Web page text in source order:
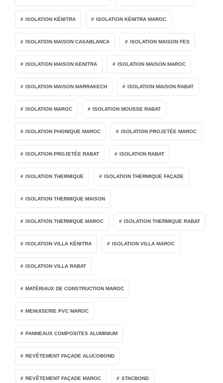
ISOLATION KÉNITRA ISOLATION KÉNITRA MAROC
ISOLATION MAISON CASABLANCA ISOLATION MAISON FES
ISOLATION MAISON KENITRA ISOLATION MAISON MAROC
ISOLATION MAISON MARRAKECH ISOLATION MAISON RABAT
ISOLATION MAROC ISOLATION MOUSSE RABAT
ISOLATION PHONIQUE MAROC ISOLATION PROJETÉE MAROC
ISOLATION PROJETÉE RABAT ISOLATION RABAT
ISOLATION THERMIQUE ISOLATION THERMIQUE FAÇADE
ISOLATION THERMIQUE MAISON
ISOLATION THERMIQUE MAROC ISOLATION THERMIQUE RABAT
ISOLATION VILLA KÉNITRA ISOLATION VILLA MAROC
ISOLATION VILLA RABAT
MATÉRIAUX DE CONSTRUCTION MAROC
MENUISERIE PVC MAROC
PANNEAUX COMPOSITES ALUMINIUM
REVÊTEMENT FAÇADE ALUCOBOND
REVÊTEMENT FAÇADE MAROC STACBOND